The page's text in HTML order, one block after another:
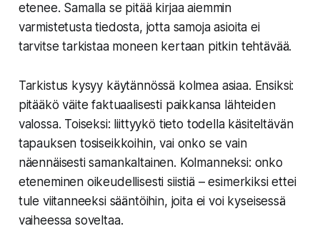
etenee. Samalla se pitää kirjaa aiemmin
varmistetusta tiedosta, jotta samoja asioita ei
tarvitse tarkistaa moneen kertaan pitkin tehtävää.
Tarkistus kysyy käytännössä kolmea asiaa. Ensiksi:
pitääkö väite faktuaalisesti paikkansa lähteiden
valossa. Toiseksi: liittyykö tieto todella käsiteltävän
tapauksen tosiseikkoihin, vai onko se vain
näennäisesti samankaltainen. Kolmanneksi: onko
eteneminen oikeudellisesti siistiä – esimerkiksi ettei
tule viitanneeksi sääntöihin, joita ei voi kyseisessä
vaiheessa soveltaa.